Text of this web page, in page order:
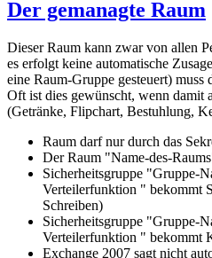
Der gemanagte Raum
Dieser Raum kann zwar von allen
es erfolgt keine automatische
eine Raum-Gruppe gesteuert)
Oft ist dies gewünscht, wenn damit
(Getränke, Flipchart, Bestuhlung,
Raum darf nur durch das
Der Raum "Name-des-
Sicherheitsgruppe "Gruppe-
Verteilerfunktion " bekommt
Schreiben)
Sicherheitsgruppe "Gruppe-
Verteilerfunktion " bekommt
Exchange 2007 sagt nicht